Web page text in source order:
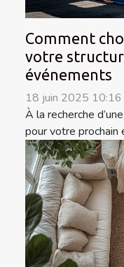
Comment
votre
événements
18 juin 2025 10:16
À la recherche
pour votre prochain